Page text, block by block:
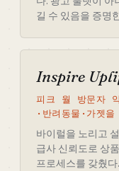
길 수 있음을 증명
Inspire
피크 월 방문자
·반려동물·가젯
바이럴을 노리고
급사 신뢰도로 상
프로세스를 갖췄